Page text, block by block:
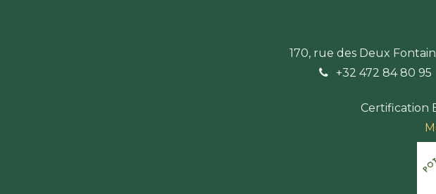
170, rue des Deux
+32 472 84 80 95
Certification